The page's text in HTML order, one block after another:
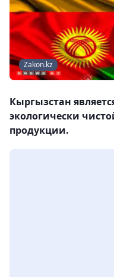
Zakon.kz
Кыргызстан
экологически
продукции.